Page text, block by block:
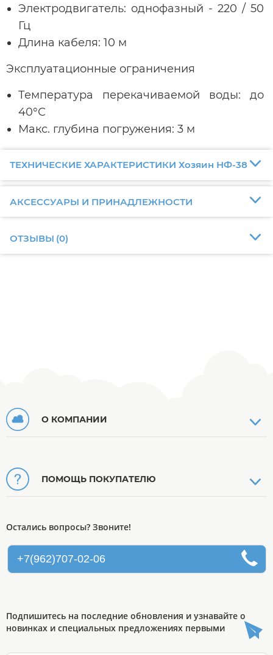
Электродвигатель: однофазный - 220 / 50
Гц
Длина кабеля: 10 м
Эксплуатационные ограничения
Температура перекачиваемой воды: до
40°С
Макс. глубина погружения: 3 м
ТЕХНИЧЕСКИЕ ХАРАКТЕРИСТИКИ Хозяин НФ-38
АКСЕССУАРЫ И ПРИНАДЛЕЖНОСТИ
ОТЗЫВЫ (0)
О КОМПАНИИ
ПОМОЩЬ ПОКУПАТЕЛЮ
Остались вопросы? Звоните!
+7(962)707-02-06
Подпишитесь на последние обновления и узнавайте о
новинках и специальных предложениях первыми